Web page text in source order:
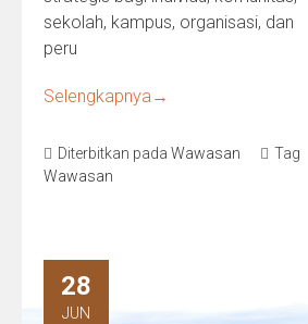
sekolah, kampus, organisasi, dan
peru
Selengkapnya→
Diterbitkan pada Wawasan
Tag
Wawasan
28
JUN